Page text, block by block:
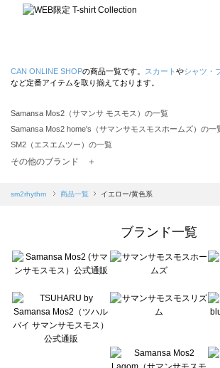
CAN ONLINE SHOPの商品一覧です。 スカート やシャツ・
など定番アイテムを取り揃えております。
Samansa Mos2（サマンサ モスモス）の一覧
Samansa Mos2 home's（サマンサモスモスホームズ）の一
SM2（エスエムツー）の一覧
TSUHARU by Samansa Mos2（ツハルバイサマンサモスモ
Samansa Mos2 blue（サマンサモスモス ブルー）の一覧
Te chichi（テチチ）の一覧
Te chichi CLASSIC（テチチ クラシック）の一覧
Lugnoncure（ルノンキュール）の一覧
BETTY'S BLUE（べティーズブルー）の一覧
Wpc.（ワールドパーティー）の一覧
その他のブランド ＋
sm2rhythm 商品一覧 イエロー/黄色系
ブランド一覧